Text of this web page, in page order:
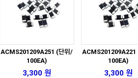
ACMS201209A251 (단위/
100EA)
3,300 원
ACMS201209A221
100EA)
3,300 원